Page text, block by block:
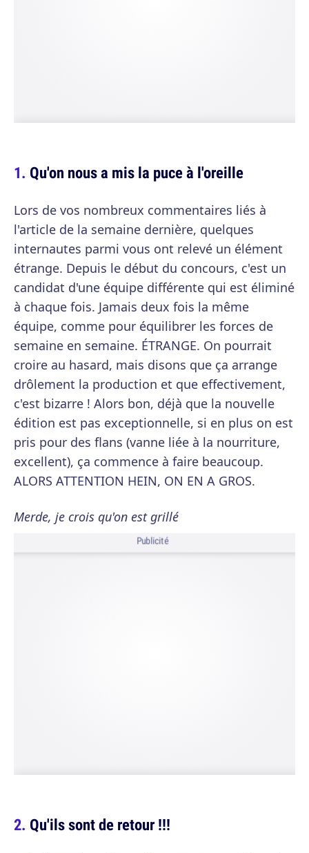
Qu'on nous a mis la puce à l'oreille
Lors de vos nombreux commentaires liés à
l'article de la semaine dernière, quelques
internautes parmi vous ont relevé un élément
étrange. Depuis le début du concours, c'est un
candidat d'une équipe différente qui est éliminé
à chaque fois. Jamais deux fois la même
équipe, comme pour équilibrer les forces de
semaine en semaine. ÉTRANGE. On pourrait
croire au hasard, mais disons que ça arrange
drôlement la production et que effectivement,
c'est bizarre ! Alors bon, déjà que la nouvelle
édition est pas exceptionnelle, si en plus on est
pris pour des flans (vanne liée à la nourriture,
excellent), ça commence à faire beaucoup.
ALORS ATTENTION HEIN, ON EN A GROS.
Merde, je crois qu'on est grillé
Publicité
Qu'ils sont de retour !!!